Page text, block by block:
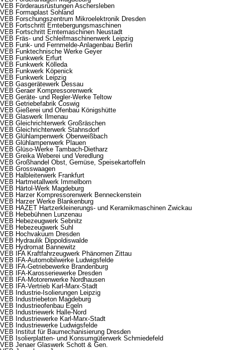
VEB Förderausrüstungen Aschersleben
VEB Formaplast Sohland
VEB Forschungszentrum Mikroelektronik Dresden
VEB Fortschritt Erntebergungsmaschinen
VEB Fortschritt Erntemaschinen Neustadt
VEB Fräs- und Schleifmaschinenwerk Leipzig
VEB Funk- und Fernmelde-Anlagenbau Berlin
VEB Funktechnische Werke Geyer
VEB Funkwerk Erfurt
VEB Funkwerk Kölleda
VEB Funkwerk Köpenick
VEB Funkwerk Leipzig
VEB Gasgerätewerk Dessau
VEB Geraer Kompressorenwerk
VEB Geräte- und Regler-Werke Teltow
VEB Getriebefabrik Coswig
VEB Gießerei und Ofenbau Königshütte
VEB Glaswerk Ilmenau
VEB Gleichrichterwerk Großräschen
VEB Gleichrichterwerk Stahnsdorf
VEB Glühlampenwerk Oberweißbach
VEB Glühlampenwerk Plauen
VEB Glüso-Werke Tambach-Dietharz
VEB Greika Weberei und Veredlung
VEB Großhandel Obst, Gemüse, Speisekartoffeln
VEB Grosswaagen
VEB Halbleiterwerk Frankfurt
VEB Hartmetallwerk Immelborn
VEB Härtol-Werk Magdeburg
VEB Harzer Kompressorenwerk Benneckenstein
VEB Harzer Werke Blankenburg
VEB HAZET Hartzerkleinerungs- und Keramikmaschinen Zwickau
VEB Hebebühnen Lunzenau
VEB Hebezeugwerk Sebnitz
VEB Hebezeugwerk Suhl
VEB Hochvakuum Dresden
VEB Hydraulik Dippoldiswalde
VEB Hydromat Bannewitz
VEB IFA Kraftfahrzeugwerk Phänomen Zittau
VEB IFA-Automobilwerke Ludwigsfelde
VEB IFA-Getriebewerke Brandenburg
VEB IFA-Karosseriewerke Dresden
VEB IFA-Motorenwerke Nordhausen
VEB IFA-Vertrieb Karl-Marx-Stadt
VEB Industrie-Isolierungen Leipzig
VEB Industriebeton Magdeburg
VEB Industrieofenbau Egeln
VEB Industriewerk Halle-Nord
VEB Industriewerke Karl-Marx-Stadt
VEB Industriewerke Ludwigsfelde
VEB Institut für Baumechanisierung Dresden
VEB Isolierplatten- und Konsumgüterwerk Schmiedefeld
VEB Jenaer Glaswerk Schott & Gen.